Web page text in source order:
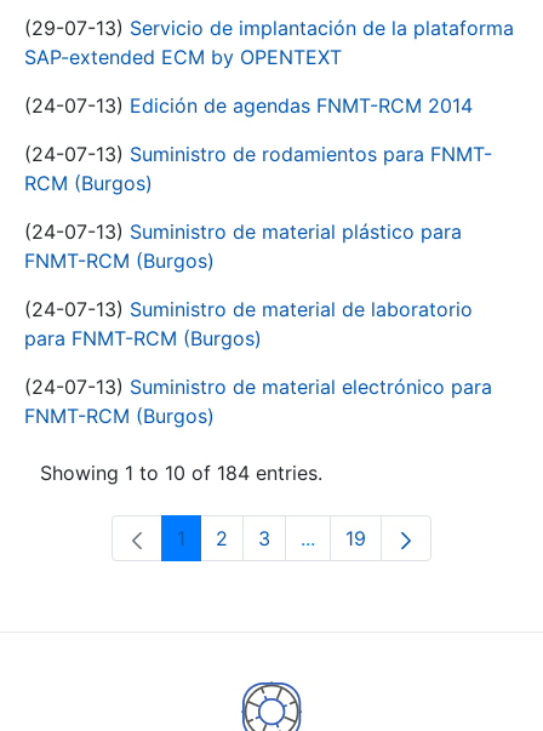
(29-07-13) Servicio de implantación de la plataforma
SAP-extended ECM by OPENTEXT
(24-07-13) Edición de agendas FNMT-RCM 2014
(24-07-13) Suministro de rodamientos para FNMT-
RCM (Burgos)
(24-07-13) Suministro de material plástico para
FNMT-RCM (Burgos)
(24-07-13) Suministro de material de laboratorio
para FNMT-RCM (Burgos)
(24-07-13) Suministro de material electrónico para
FNMT-RCM (Burgos)
Showing 1 to 10 of 184 entries.
Page
1 Page
2 Page
3 ...Intermediate Pages Use
Page
19